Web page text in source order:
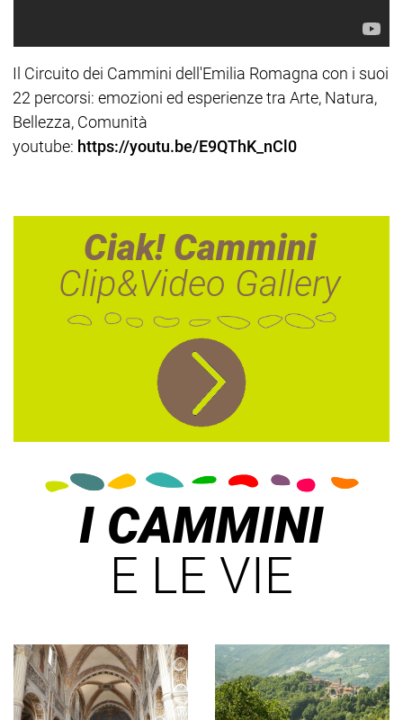
Il Circuito dei Cammini dell'Emilia Romagna con i suoi
22 percorsi: emozioni ed esperienze tra Arte, Natura,
Bellezza, Comunità
youtube: https://youtu.be/E9QThK_nCl0
Ciak! Cammini
Clip&Video Gallery
I CAMMINI
E LE VIE